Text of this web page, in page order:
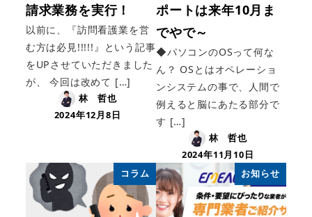
請求業務を実行！
以前に、『訪問看護業を営
む方は必見!!!!!』という記事
をUPさせていただきました
が、 今回は改めて […]
林 哲也
2024年12月8日
ポートは来年10月ま
でやで～
◆パソコンのOSって何な
ん？ OSとはオペレーショ
ンシステムの事で、人間で
例えると脳にあたる部分で
す […]
林 哲也
2024年11月10日
コラム
お知らせ